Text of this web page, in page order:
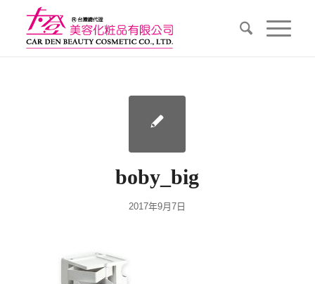
boby_big
2017年9月7日